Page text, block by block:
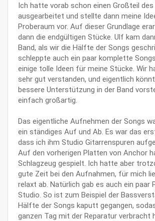
Ich hatte vorab schon einen Großteil
ausgearbeitet und stellte dann meine
Proberaum vor. Auf dieser Grundlage
dann die endgültigen Stücke. Ulf kam
Band, als wir die Hälfte der Songs
schleppte auch ein paar komplette
einige tolle Ideen für meine Stücke. Wir
sehr gut verstanden, und eigentlich
bessere Unterstützung in der Band
einfach großartig.
Das eigentliche Aufnehmen der Songs
ein ständiges Auf und Ab. Es war das
dass ich ihm Studio Gitarrenspuren
Auf den vorherigen Platten von Anchor
Schlagzeug gespielt. Ich hatte aber
gute Zeit bei den Aufnahmen, für mich
relaxt ab. Natürlich gab es auch ein paar
Studio. So ist zum Beispiel der
Hälfte der Songs kaputt gegangen,
ganzen Tag mit der Reparatur verbracht